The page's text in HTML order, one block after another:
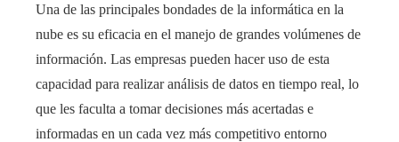
Una de las principales bondades de la informática en la
nube es su eficacia en el manejo de grandes volúmenes de
información. Las empresas pueden hacer uso de esta
capacidad para realizar análisis de datos en tiempo real, lo
que les faculta a tomar decisiones más acertadas e
informadas en un cada vez más competitivo entorno